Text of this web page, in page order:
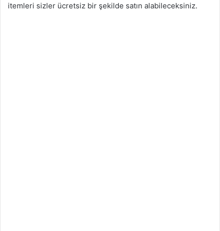
itemleri sizler ücretsiz bir şekilde satın alabileceksiniz.